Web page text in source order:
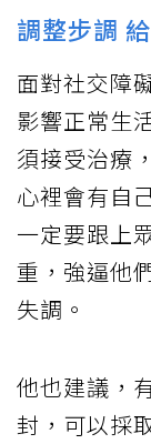
調整步調
面對社交障
影響正常生
須接受治療
心裡會有自
一定要跟上
重，強逼他
失調。
他也建議，
封，可以採